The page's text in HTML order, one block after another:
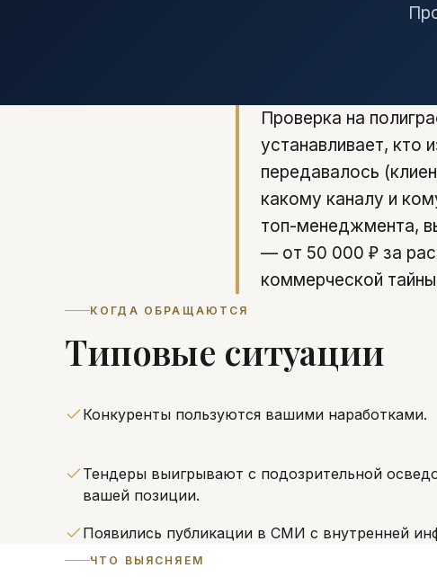
Проверка на
устанавливает, кто
передавалось
какому каналу и
топ-менеджмента,
— от 50 000 ₽ за
коммерческой
КОГДА ОБРАЩАЮТСЯ
Типовые ситуации
Конкуренты пользуются вашими наработками.
Тендеры выигрывают с подозрительной
вашей позиции.
Появились публикации в СМИ с внутренней
ЧТО ВЫЯСНЯЕМ